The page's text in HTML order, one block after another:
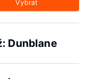
Vybrat
Dunblane